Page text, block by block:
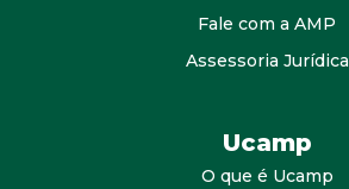
Fale com a AMP
Assessoria Jurídica
Ucamp
O que é Ucamp